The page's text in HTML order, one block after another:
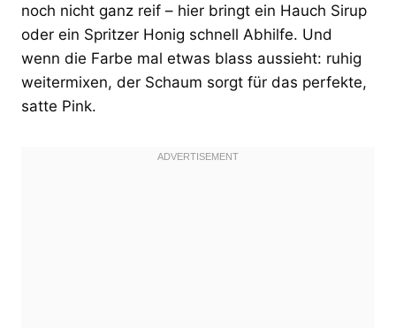
noch nicht ganz reif – hier bringt ein Hauch Sirup
oder ein Spritzer Honig schnell Abhilfe. Und
wenn die Farbe mal etwas blass aussieht: ruhig
weitermixen, der Schaum sorgt für das perfekte,
satte Pink.